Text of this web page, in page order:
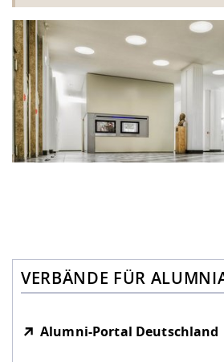
VERBÄNDE FÜR
Alumni-Portal Deutschland